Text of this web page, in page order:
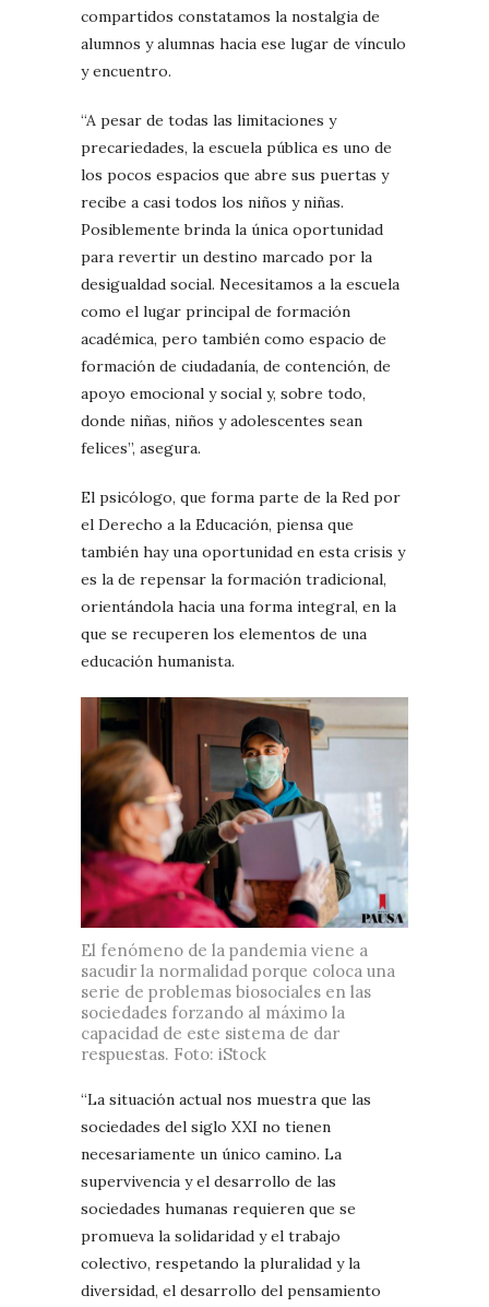
compartidos constatamos la nostalgia de
alumnos y alumnas hacia ese lugar de vínculo
y encuentro.
“A pesar de todas las limitaciones y
precariedades, la escuela pública es uno de
los pocos espacios que abre sus puertas y
recibe a casi todos los niños y niñas.
Posiblemente brinda la única oportunidad
para revertir un destino marcado por la
desigualdad social. Necesitamos a la escuela
como el lugar principal de formación
académica, pero también como espacio de
formación de ciudadanía, de contención, de
apoyo emocional y social y, sobre todo,
donde niñas, niños y adolescentes sean
felices”, asegura.
El psicólogo, que forma parte de la Red por
el Derecho a la Educación, piensa que
también hay una oportunidad en esta crisis y
es la de repensar la formación tradicional,
orientándola hacia una forma integral, en la
que se recuperen los elementos de una
educación humanista.
El fenómeno de la pandemia viene a
sacudir la normalidad porque coloca una
serie de problemas biosociales en las
sociedades forzando al máximo la
capacidad de este sistema de dar
respuestas. Foto: iStock
“La situación actual nos muestra que las
sociedades del siglo XXI no tienen
necesariamente un único camino. La
supervivencia y el desarrollo de las
sociedades humanas requieren que se
promueva la solidaridad y el trabajo
colectivo, respetando la pluralidad y la
diversidad, el desarrollo del pensamiento